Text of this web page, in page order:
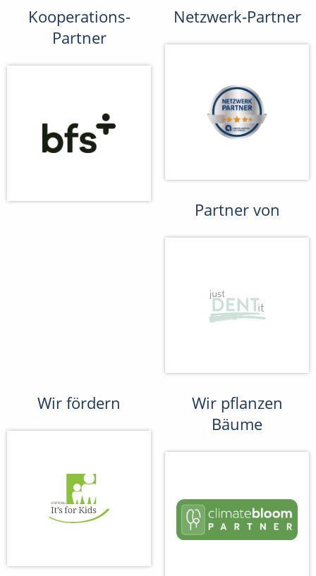
Kooperations-
Partner
Netzwerk-Partner
Partner von
Wir fördern
Wir pflanzen
Bäume